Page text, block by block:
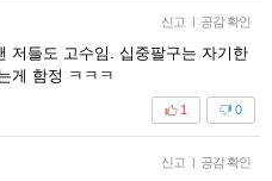
신고 | 공감 확인
저들도 고수임. 십중팔구는 자기한
게 함정 ㅋㅋㅋ
0
1
신고 | 공감 확인